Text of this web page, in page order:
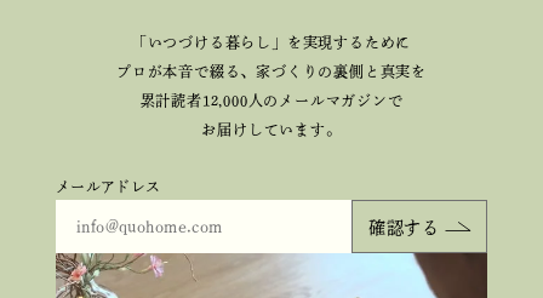
「いつづける暮らし」を実現するために
プロが本音で綴る、家づくりの裏側と真実を
累計読者12,000人のメールマガジンで
お届けしています。
メールアドレス